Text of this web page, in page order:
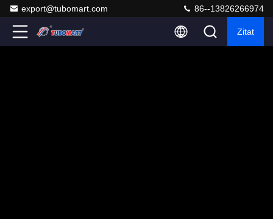
export@tubomart.com 86--13826266974
Zitat